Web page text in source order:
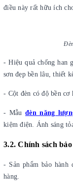
điều này rất hữu ích
- Hiệu quả chống han
sơn đẹp bền lâu, thiết
- Cột đèn có độ bền
- Mẫu đèn năng
kiệm điện. Ánh sáng
3.2. Chính sách
- Sản phẩm bảo
hàng.